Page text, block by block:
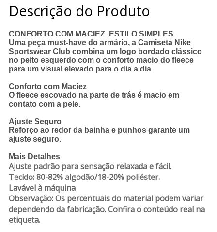
Descrição do Produto
CONFORTO COM MACIEZ. ESTILO SIMPLES.
Uma peça must-have do armário, a Camiseta Nike
Sportswear Club combina um logo bordado clássico
no peito esquerdo com o conforto macio do fleece
para um visual elevado para o dia a dia.
Conforto com Maciez
O fleece escovado na parte de trás é macio em
contato com a pele.
Ajuste Seguro
Reforço ao redor da bainha e punhos garante um
ajuste seguro.
Mais Detalhes
Ajuste padrão para sensação relaxada e fácil.
Tecido: 80-82% algodão/18-20% poliéster.
Lavável à máquina
Observação: Os percentuais do material podem variar
dependendo da fabricação. Confira o conteúdo real na
etiqueta.